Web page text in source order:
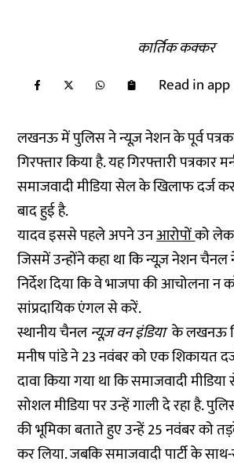
कार्तिक कक्कर
Read in app
लखनऊ में पुलिस ने न्यूज़ नेशन के पूर्व
गिरफ्तार किया है. यह गिरफ्तारी पत्रकार
समाजवादी मीडिया सेल के खिलाफ दर्ज
बाद हुई है.
यादव इससे पहले अपने उनआरोपोंको
जिसमें उन्होंने कहा था कि न्यूज़ नेशन
निर्देश दिया कि वे भाजपा की आचोलना
सांप्रदायिक एंगल से करें.
स्थानीय चैनलन्यूज़ वन इंडियाके लखनऊ
मनीष पांडे ने 23 नवंबर को एक शिकायत
दावा किया गया था कि समाजवादी
सोशल मीडिया पर उन्हें गाली दे रहा है.
की भूमिका बताते हुए उन्हें 25 नवंबर को
कर लिया. जबकि समाजवादी पार्टी के